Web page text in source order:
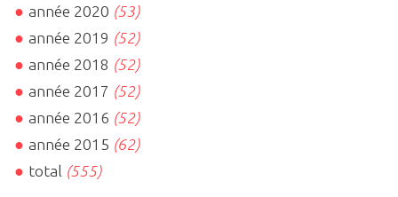
année 2020 (53)
année 2019 (52)
année 2018 (52)
année 2017 (52)
année 2016 (52)
année 2015 (62)
total (555)